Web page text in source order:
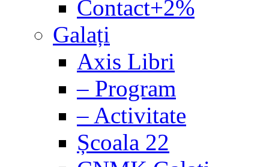
Contact+2%
Galați
Axis Libri
– Program
– Activitate
Școala 22